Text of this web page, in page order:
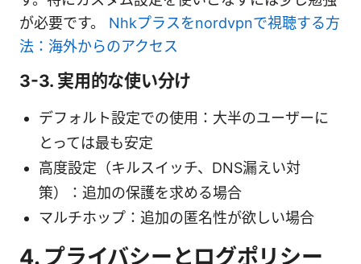
が必要です。 Nhkプラスをnordvpnで視聴する方
法：海外からのアクセス
3-3. 実用的な使い分け
デフォルト設定での使用：大半のユーザーに
とっては最も安定
高度設定（キルスイッチ、DNS漏えい対
策）：追加の保護を求める場合
マルチホップ：追加の匿名性が欲しい場合
4. プライバシーとログポリシー